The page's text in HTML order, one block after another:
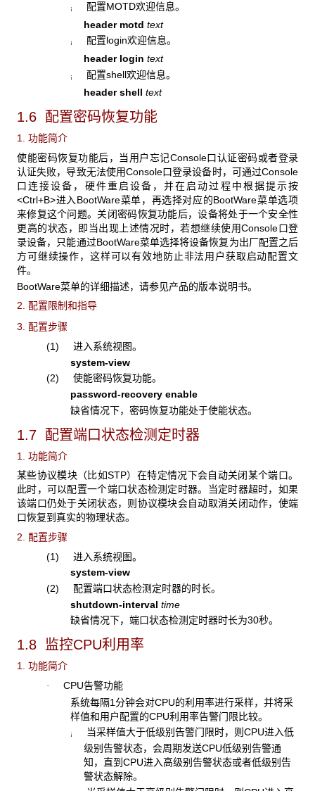
¡
配置MOTD欢迎信息。
header motd text
¡
配置login欢迎信息。
header login text
¡
配置shell欢迎信息。
header shell text
1.6 配置密码恢复功能
1. 功能简介
使能密码恢复功能后，当用户忘记Console口认证密码或者登录
认证失败，导致无法使用Console口登录设备时，可通过Console
口连接设备，硬件重启设备，并在启动过程中根据提示按
<Ctrl+B>进入BootWare菜单，再选择对应的BootWare菜单选项
来修复这个问题。关闭密码恢复功能后，设备将处于一个安全性
更高的状态，即当出现上述情况时，若想继续使用Console口登
录设备，只能通过BootWare菜单选择将设备恢复为出厂配置之后
方可继续操作，这样可以有效地防止非法用户获取启动配置文
件。
BootWare菜单的详细描述，请参见产品的版本说明书。
2. 配置限制和指导
3. 配置步骤
(1) 进入系统视图。
system-view
(2) 使能密码恢复功能。
password-recovery enable
缺省情况下，密码恢复功能处于使能状态。
1.7 配置端口状态检测定时器
1. 功能简介
某些协议模块（比如STP）在特定情况下会自动关闭某个端口。
此时，可以配置一个端口状态检测定时器。当定时器超时，如果
该端口仍处于关闭状态，则协议模块会自动取消关闭动作，使端
口恢复到真实的物理状态。
2. 配置步骤
(1) 进入系统视图。
system-view
(2) 配置端口状态检测定时器的时长。
shutdown-interval time
缺省情况下，端口状态检测定时器时长为30秒。
1.8 监控CPU利用率
1. 功能简介
· CPU告警功能
系统每隔1分钟会对CPU的利用率进行采样，并将采
样值和用户配置的CPU利用率告警门限比较。
¡
当采样值大于低级别告警门限时，则CPU进入低
级别告警状态，会周期发送CPU低级别告警通
知，直到CPU进入高级别告警状态或者低级别告
警状态解除。